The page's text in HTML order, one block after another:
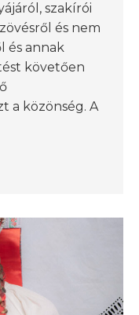
szakírói
és nem
és annak
követően
a közönség. A